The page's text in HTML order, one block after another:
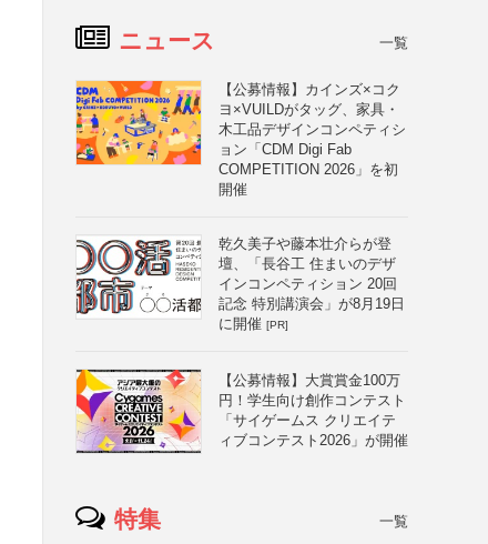
ニュース 一覧
【公募情報】カインズ×コク
ヨ×VUILDがタッグ、家具・
木工品デザインコンペティシ
ョン「CDM Digi Fab
COMPETITION 2026」を初
開催
乾久美子や藤本壮介らが登
壇、「長谷工 住まいのデザ
インコンペティション 20回
記念 特別講演会」が8月19日
に開催 [PR]
【公募情報】大賞賞金100万
円！学生向け創作コンテスト
「サイゲームス クリエイテ
ィブコンテスト2026」が開催
特集 一覧